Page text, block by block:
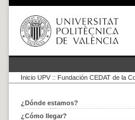
Inicio UPV :: Fundación CEDAT de la
¿Dónde estamos?
¿Cómo llegar?